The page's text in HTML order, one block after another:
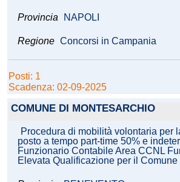
Provincia NAPOLI
Regione Concorsi in Campania
Posti: 1
Scadenza: 02-09-2025
COMUNE DI MONTESARCHIO
Procedura di mobilità volontaria per
posto a tempo part-time 50% e
Funzionario Contabile Area CCNL
Elevata Qualificazione per il